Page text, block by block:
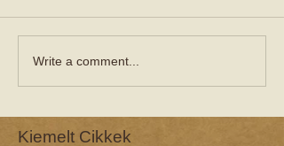
Write a comment...
Kiemelt Cikkek